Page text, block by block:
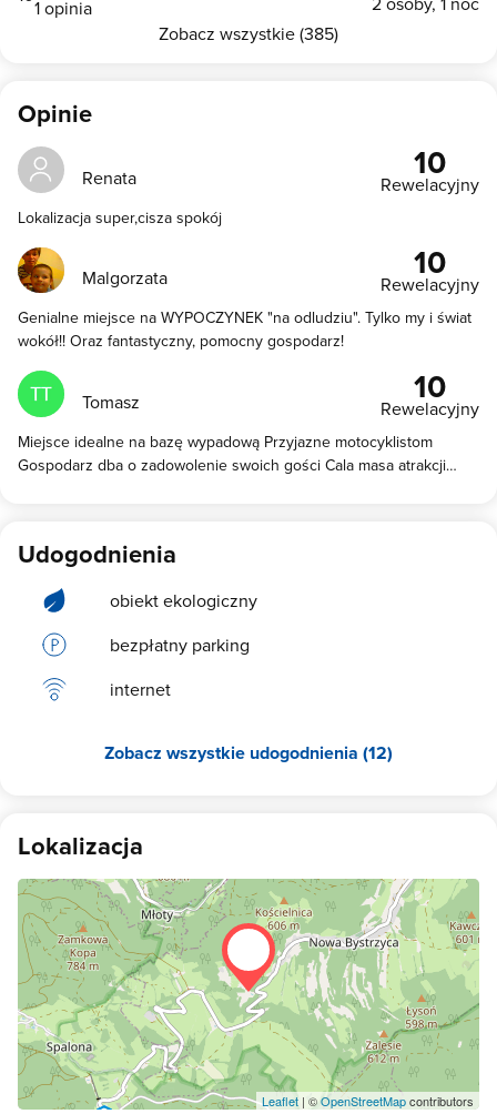
1 opinia
Zobacz wszystkie (385)
Opinie
Renata 10
Rewelacyjny
Lokalizacja super,cisza spokój
Malgorzata 10
Rewelacyjny
Genialne miejsce na WYPOCZYNEK "na odludziu". Tylko my i świat
wokół!! Oraz fantastyczny, pomocny gospodarz!
Tomasz 10
Rewelacyjny
Miejsce idealne na bazę wypadową Przyjazne motocyklistom
Gospodarz dba o zadowolenie swoich gości Cala masa atrakcji
Udogodnienia
obiekt ekologiczny
bezpłatny parking
internet
Zobacz wszystkie udogodnienia (12)
Lokalizacja
Leaflet | ©OpenStreetMapcontributors